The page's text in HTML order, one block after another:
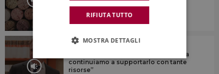
IL COMMENTO
“Sul vino oggi pesano tanti fattori, ma
continuiamo a supportarlo con tante
risorse”
RIFIUTA TUTTO
MOSTRA DETTAGLI